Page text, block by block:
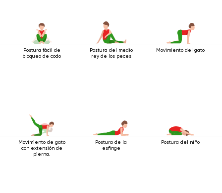
Postura fácil de
bloqueo de codo
Postura del medio
rey de los peces
Movimiento del gato
Movimiento de gato
con extensión de
pierna.
Postura de la
esfinge
Postura del niño